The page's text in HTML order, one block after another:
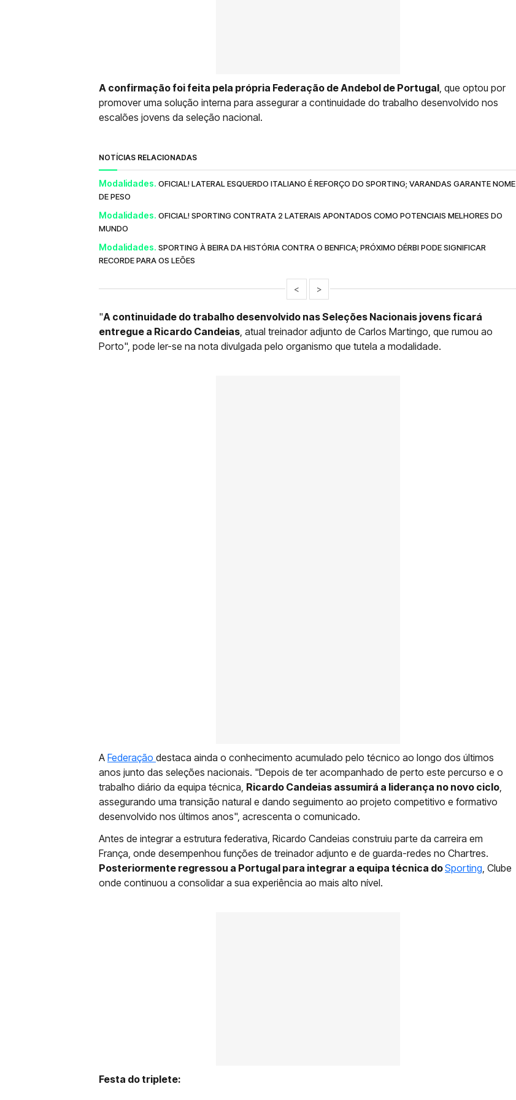
A confirmação foi feita pela própria Federação de Andebol de Portugal , que optou por
promover uma solução interna para assegurar a continuidade do trabalho desenvolvido nos
escalões jovens da seleção nacional.
NOTÍCIAS RELACIONADAS
Modalidades. OFICIAL! LATERAL ESQUERDO ITALIANO É REFORÇO DO SPORTING; VARANDAS GARANTE NOME
DE PESO
Modalidades. OFICIAL! SPORTING CONTRATA 2 LATERAIS APONTADOS COMO POTENCIAIS MELHORES DO
MUNDO
Modalidades. SPORTING À BEIRA DA HISTÓRIA CONTRA O BENFICA; PRÓXIMO DÉRBI PODE SIGNIFICAR
RECORDE PARA OS LEÕES
< >
"A continuidade do trabalho desenvolvido nas Seleções Nacionais jovens ficará
entregue a Ricardo Candeias , atual treinador adjunto de Carlos Martingo, que rumou ao
Porto", pode ler-se na nota divulgada pelo organismo que tutela a modalidade.
A Federação destaca ainda o conhecimento acumulado pelo técnico ao longo dos últimos
anos junto das seleções nacionais. "Depois de ter acompanhado de perto este percurso e o
trabalho diário da equipa técnica, Ricardo Candeias assumirá a liderança no novo ciclo
assegurando uma transição natural e dando seguimento ao projeto competitivo e formativo
desenvolvido nos últimos anos", acrescenta o comunicado.
Antes de integrar a estrutura federativa, Ricardo Candeias construiu parte da carreira em
França, onde desempenhou funções de treinador adjunto e de guarda-redes no Chartres.
Posteriormente regressou a Portugal para integrar a equipa técnica doSporting , Clube
onde continuou a consolidar a sua experiência ao mais alto nível.
Festa do triplete: